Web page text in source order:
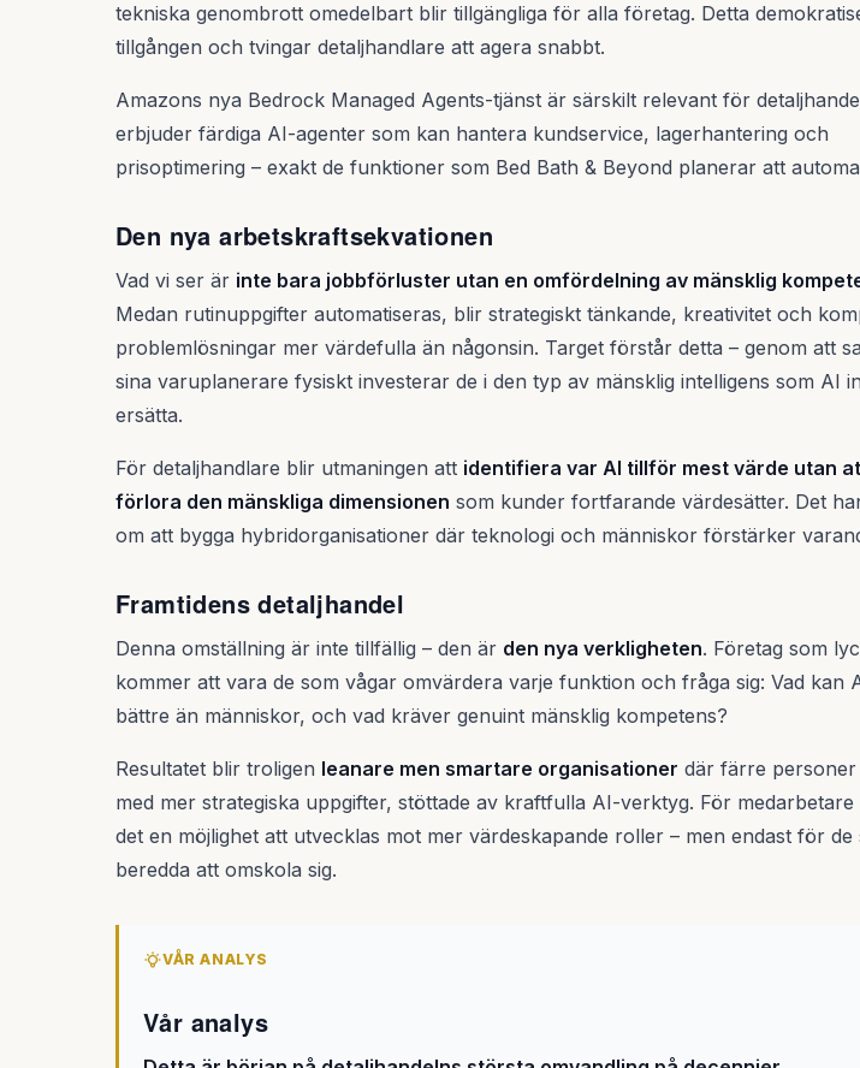
tekniska genombrott omedelbart blir tillgängliga för alla företag. Detta
tillgången och tvingar detaljhandlare att agera snabbt.
Amazons nya Bedrock Managed Agents-tjänst är särskilt relevant för
erbjuder färdiga AI-agenter som kan hantera kundservice, lagerhantering och
prisoptimering – exakt de funktioner som Bed Bath & Beyond planerar att
Den nya arbetskraftsekvationen
Vad vi ser är inte bara jobbförluster utan en omfördelning av mänsklig
Medan rutinuppgifter automatiseras, blir strategiskt tänkande, kreativitet och
problemlösningar mer värdefulla än någonsin. Target förstår detta – genom att
sina varuplanerare fysiskt investerar de i den typ av mänsklig intelligens som AI
ersätta.
För detaljhandlare blir utmaningen att identifiera var AI tillför mest värde utan
förlora den mänskliga dimensionen som kunder fortfarande värdesätter. Det
om att bygga hybridorganisationer där teknologi och människor förstärker
Framtidens detaljhandel
Denna omställning är inte tillfällig – den är den nya verkligheten. Företag som
kommer att vara de som vågar omvärdera varje funktion och fråga sig: Vad kan
bättre än människor, och vad kräver genuint mänsklig kompetens?
Resultatet blir troligen leanare men smartare organisationer där färre
med mer strategiska uppgifter, stöttade av kraftfulla AI-verktyg. För
det en möjlighet att utvecklas mot mer värdeskapande roller – men endast för de
beredda att omskola sig.
VÅR ANALYS
Vår analys